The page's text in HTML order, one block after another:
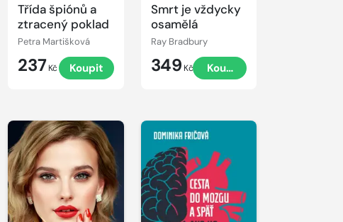
Třída špiónů a
ztracený poklad
Petra Martišková
237 Kč Koupit
Smrt je vždycky
osamělá
Ray Bradbury
349 Kč Koupit